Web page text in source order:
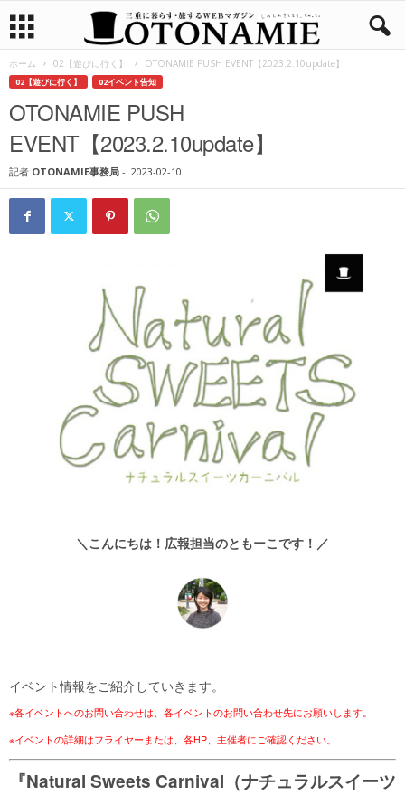
ホーム 02【遊びに行く】 OTONAMIE PUSH EVENT【2023.2.10update】
02【遊びに行く】 02イベント告知
OTONAMIE PUSH
EVENT【2023.2.10update】
記者 OTONAMIE事務局 - 2023-02-10
＼こんにちは！広報担当のともーこです！／
イベント情報をご紹介していきます。
※各イベントへのお問い合わせは、各イベントのお問い合わせ先にお願いします。
※イベントの詳細はフライヤーまたは、各HP、主催者にご確認ください。
『Natural Sweets Carnival（ナチュラルスイーツ